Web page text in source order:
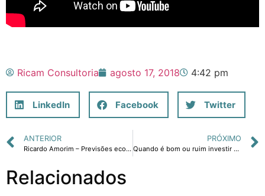
Ricam Consultoria agosto 17, 2018 4:42 pm
LinkedIn Facebook Twitter
ANTERIOR
Ricardo Amorim – Previsões econômicas no Manhattan Connection
PRÓXIMO
Quando é bom ou ruim investir em imóveis?
Relacionados